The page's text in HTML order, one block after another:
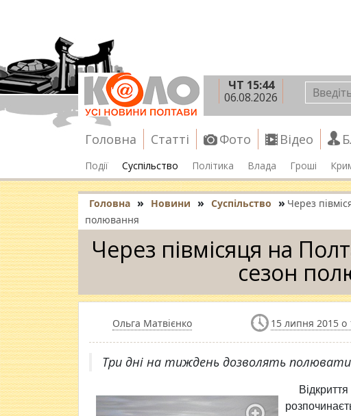
ЧТ 15:44
06.08.2026
Головна Статті Фото Відео
Події Суспільство Політика Влада Гроші
Головна » Новини » Суспільство » Через
полювання
Через півмісяця на
сезон
Ольга Матвієнко 15 липня 2015 о
Три дні на тиждень дозволять